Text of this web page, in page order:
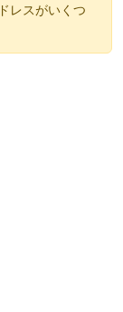
レスがいくつ